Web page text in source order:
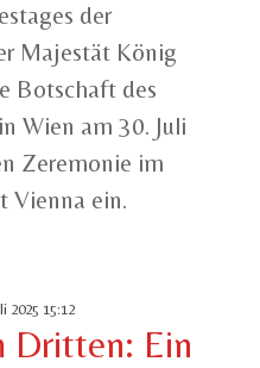
der
Majestät König
Botschaft des
Wien am 30. Juli
Zeremonie im
Vienna ein.
2025 15:12
Dritten: Ein